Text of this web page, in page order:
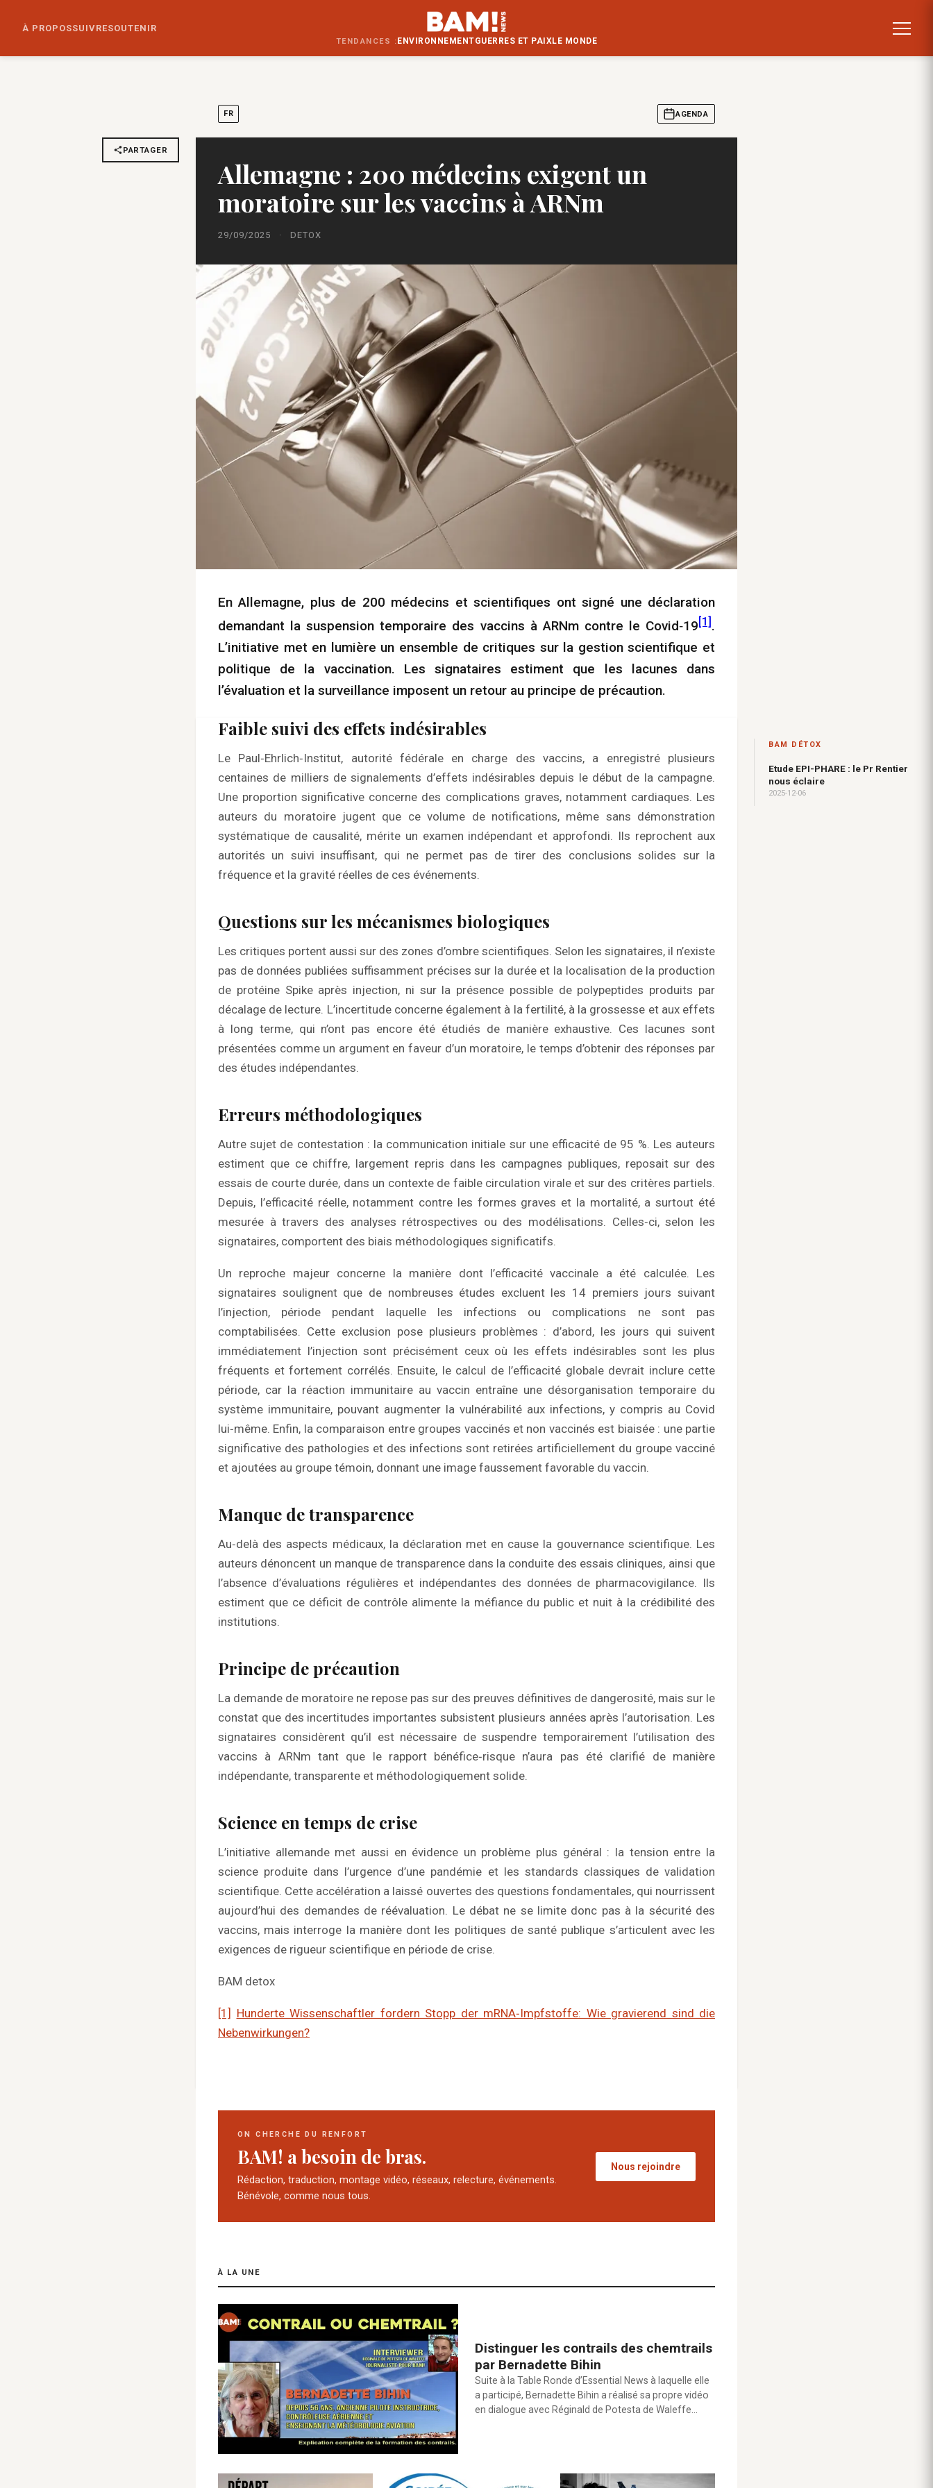
À PROPOSSUIVRESOUTENIR
TENDANCES : ENVIRONNEMENTGUERRES ET PAIXLE MONDE
FR AGENDA
PARTAGER
Allemagne : 200 médecins exigent un
moratoire sur les vaccins à ARNm
29/09/2025 · DETOX
En Allemagne, plus de 200 médecins et scientifiques ont signé une déclaration
demandant la suspension temporaire des vaccins à ARNm contre le Covid‑19[1] .
L’initiative met en lumière un ensemble de critiques sur la gestion scientifique et
politique de la vaccination. Les signataires estiment que les lacunes dans
l’évaluation et la surveillance imposent un retour au principe de précaution.
Faible suivi des effets indésirables
Le Paul‑Ehrlich‑Institut, autorité fédérale en charge des vaccins, a enregistré plusieurs
centaines de milliers de signalements d’effets indésirables depuis le début de la campagne.
Une proportion significative concerne des complications graves, notamment cardiaques. Les
auteurs du moratoire jugent que ce volume de notifications, même sans démonstration
systématique de causalité, mérite un examen indépendant et approfondi. Ils reprochent aux
autorités un suivi insuffisant, qui ne permet pas de tirer des conclusions solides sur la
fréquence et la gravité réelles de ces événements.
Questions sur les mécanismes biologiques
Les critiques portent aussi sur des zones d’ombre scientifiques. Selon les signataires, il n’existe
pas de données publiées suffisamment précises sur la durée et la localisation de la production
de protéine Spike après injection, ni sur la présence possible de polypeptides produits par
décalage de lecture. L’incertitude concerne également à la fertilité, à la grossesse et aux effets
à long terme, qui n’ont pas encore été étudiés de manière exhaustive. Ces lacunes sont
présentées comme un argument en faveur d’un moratoire, le temps d’obtenir des réponses par
des études indépendantes.
Erreurs méthodologiques
Autre sujet de contestation : la communication initiale sur une efficacité de 95 %. Les auteurs
estiment que ce chiffre, largement repris dans les campagnes publiques, reposait sur des
essais de courte durée, dans un contexte de faible circulation virale et sur des critères partiels.
Depuis, l’efficacité réelle, notamment contre les formes graves et la mortalité, a surtout été
mesurée à travers des analyses rétrospectives ou des modélisations. Celles‑ci, selon les
signataires, comportent des biais méthodologiques significatifs.
Un reproche majeur concerne la manière dont l’efficacité vaccinale a été calculée. Les
signataires soulignent que de nombreuses études excluent les 14 premiers jours suivant
l’injection, période pendant laquelle les infections ou complications ne sont pas
comptabilisées. Cette exclusion pose plusieurs problèmes : d’abord, les jours qui suivent
immédiatement l’injection sont précisément ceux où les effets indésirables sont les plus
fréquents et fortement corrélés. Ensuite, le calcul de l’efficacité globale devrait inclure cette
période, car la réaction immunitaire au vaccin entraîne une désorganisation temporaire du
système immunitaire, pouvant augmenter la vulnérabilité aux infections, y compris au Covid
lui‑même. Enfin, la comparaison entre groupes vaccinés et non vaccinés est biaisée : une partie
significative des pathologies et des infections sont retirées artificiellement du groupe vacciné
et ajoutées au groupe témoin, donnant une image faussement favorable du vaccin.
Manque de transparence
Au‑delà des aspects médicaux, la déclaration met en cause la gouvernance scientifique. Les
auteurs dénoncent un manque de transparence dans la conduite des essais cliniques, ainsi que
l’absence d’évaluations régulières et indépendantes des données de pharmacovigilance. Ils
estiment que ce déficit de contrôle alimente la méfiance du public et nuit à la crédibilité des
institutions.
Principe de précaution
La demande de moratoire ne repose pas sur des preuves définitives de dangerosité, mais sur le
constat que des incertitudes importantes subsistent plusieurs années après l’autorisation. Les
signataires considèrent qu’il est nécessaire de suspendre temporairement l’utilisation des
vaccins à ARNm tant que le rapport bénéfice‑risque n’aura pas été clarifié de manière
indépendante, transparente et méthodologiquement solide.
Science en temps de crise
L’initiative allemande met aussi en évidence un problème plus général : la tension entre la
science produite dans l’urgence d’une pandémie et les standards classiques de validation
scientifique. Cette accélération a laissé ouvertes des questions fondamentales, qui nourrissent
aujourd’hui des demandes de réévaluation. Le débat ne se limite donc pas à la sécurité des
vaccins, mais interroge la manière dont les politiques de santé publique s’articulent avec les
exigences de rigueur scientifique en période de crise.
BAM detox
[1] Hunderte Wissenschaftler fordern Stopp der mRNA‑Impfstoffe: Wie gravierend sind die
Nebenwirkungen?
BAM DÉTOX
Etude EPI-PHARE : le Pr Rentier
nous éclaire
2025-12-06
ON CHERCHE DU RENFORT
BAM! a besoin de bras.
Rédaction, traduction, montage vidéo, réseaux, relecture, événements.
Bénévole, comme nous tous.
Nous rejoindre
À LA UNE
Distinguer les contrails des chemtrails
par Bernadette Bihin
Suite à la Table Ronde d’Essential News à laquelle elle
a participé, Bernadette Bihin a réalisé sa propre vidéo
en dialogue avec Réginald de Potesta de Waleffe…